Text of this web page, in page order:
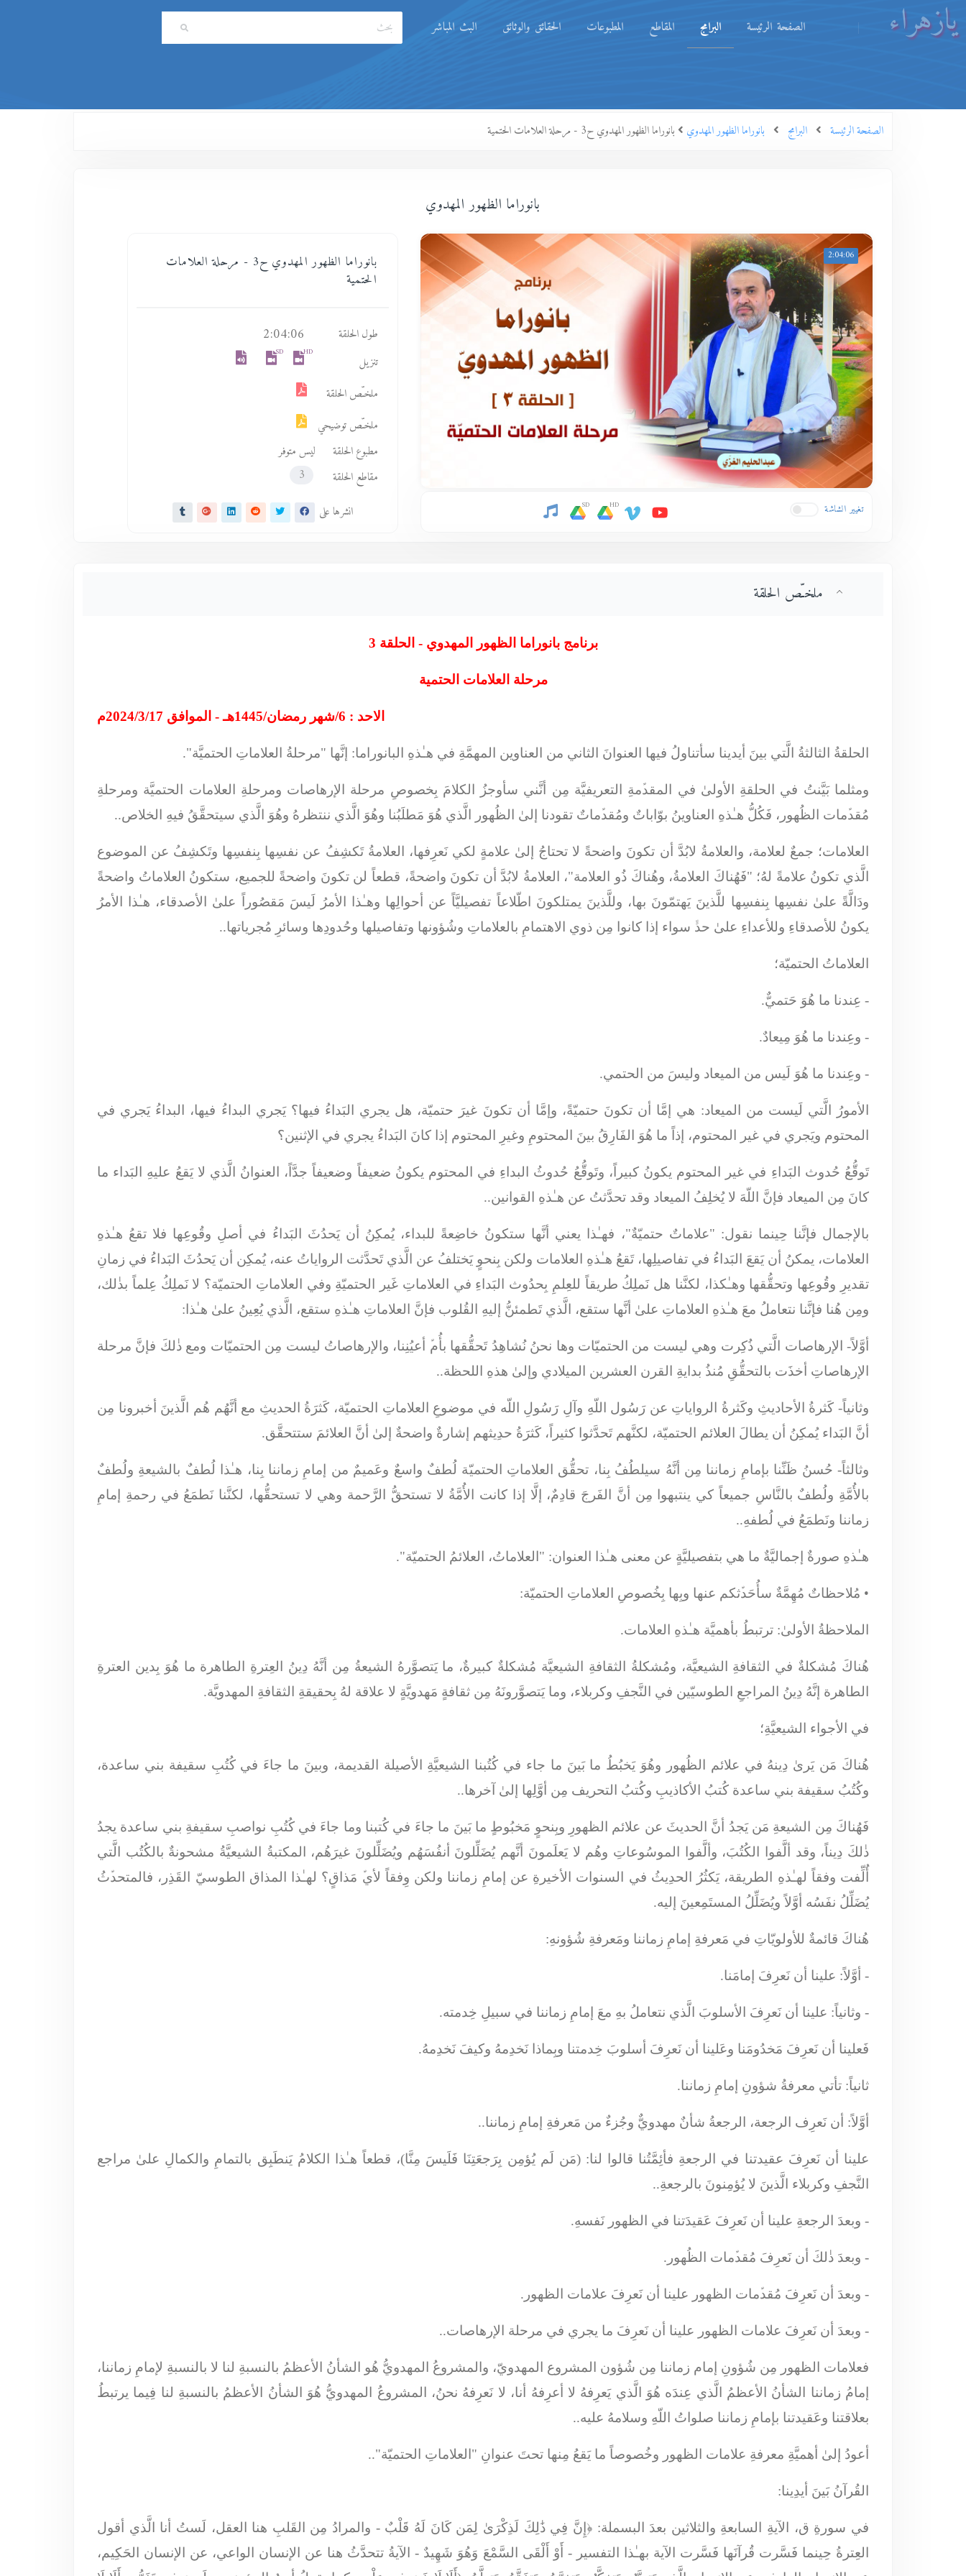
الصفحة الرئيسة البرامج المقاطع المطبوعات الحقائق والوثائق البث المباشر يازهراء
الصفحة الرئيسة البرامج بانوراما الظهور المهدوي بانوراما الظهور المهدوي ح3 - مرحلة العلامات الحتمية
بانوراما الظهور المهدوي
2:04:06
تغيير الشاشة HD
SD
بانوراما الظهور المهدوي ح3 - مرحلة العلامات
الحتمية
طول الحلقة 2:04:06
تنزيل
HD
SD
ملخـّص الحلقة
ملخـّص توضيحي
مطبوع الحلقة
ليس متوفر
مقاطع الحلقة
3
انشرها على
ملخـّص الحلقة
برنامج بانوراما الظهور المهدوي - الحلقة 3
مرحلة العلامات الحتمية
الاحد : 6/شهر رمضان/1445هـ - الموافق 2024/3/17م
الحلقةُ الثالثةُ الَّتي بينَ أيدينا سأتناولُ فيها العنوانَ الثاني من العناوين المهمَّةِ في هـٰذهِ البانوراما: إنَّها "مرحلةُ العلاماتِ الحتميَّة".
ومثلما بَيَّنتُ في الحلقةِ الأولىٰ في المقدﱢمةِ التعريفيَّة مِن أنَّني سأوجزُ الكلامَ بِخصوصِ مرحلة الإرهاصات ومرحلةِ العلامات الحتميَّة ومرحلةِ
مُقدﱢمات الظُهور، فَكُلُّ هـٰذهِ العناوينُ بوّاباتٌ ومُقدﱢماتٌ تقودنا إلىٰ الظُهور الَّذي هُوَ مَطلَبُنا وهُوَ الَّذي ننتظرهُ وهُوَ الَّذي سيتحقَّقُ فيهِ الخلاص..
العلامات؛ جمعٌ لعلامة، والعلامةُ لابُدَّ أن تكونَ واضحةً لا تحتاجُ إلىٰ علامةٍ لكي نَعرِفها، العلامةُ تَكشِفُ عن نفسِها بِنفسِها وتَكشِفُ عن الموضوع
الَّذي تكونُ علامةً لهُ؛ "فَهُناكَ العلامةُ، وهُناكَ ذُو العلامة"، العلامةُ لابُدَّ أن تكونَ واضحةً، قطعاً لن تكونَ واضحةً للجميع، ستكونُ العلاماتُ واضحةً
ودَالَّةً علىٰ نفسِها بِنفسِها للَّذينَ يَهتمّونَ بها، وللَّذينَ يمتلكونَ اطّلاعاً تفصيليَّاً عن أحوالِها وهـٰذا الأمرُ لَيسَ مَقصُوراً علىٰ الأصدقاء، هـٰذا الأمرُ
يكونُ للأصدقاءِ وللأعداءِ علىٰ حدﱟ سواء إذا كانوا مِن ذوي الاهتمامِ بالعلاماتِ وشُؤونها وتفاصيلها وحُدودِها وسائرِ مُجرياتها..
العلاماتُ الحتميّة؛
- عِندنا ما هُوَ حَتميٌّ.
- وعِندنا ما هُوَ مِيعادٌ.
- وعِندنا ما هُوَ لَيس من الميعاد وليسَ من الحتمي.
الأمورُ الَّتي لَيست من الميعاد: هي إمَّا أن تكونَ حتميّةً، وإمَّا أن تكونَ غيرَ حتميّة، هل يجري البَداءُ فيها؟ يَجري البداءُ فيها، البداءُ يَجري في
المحتوم ويَجري في غير المحتوم، إذاً ما هُوَ الفَارِقُ بينَ المحتومِ وغيرِ المحتوم إذا كانَ البَداءُ يجري في الإثنين؟
تَوقُّعُ حُدوث البَداءِ في غير المحتوم يكونُ كبيراً، وتَوقُّعُ حُدوثُ البداءِ في المحتوم يكونُ ضعيفاً وضعيفاً جدَّاً، العنوانُ الَّذي لا يَقعُ عليهِ البَداء ما
كانَ مِن الميعاد فإنَّ اللّهَ لا يُخلِفُ الميعاد وقد تحدَّثتُ عن هـٰذهِ القوانين..
بالإجمال فإنَّنا حِينما نقول: "علاماتٌ حتميّةٌ"، فهـٰذا يعني أنَّها ستكونُ خاضِعةً للبداء، يُمكِنُ أن يَحدُثَ البَداءُ في أصلِ وقُوعِها فلا تقعُ هـٰذهِ
العلامات، يمكنُ أن يَقعَ البَداءُ في تفاصيلِها، تَقعُ هـٰذهِ العلامات ولكن بِنحوٍ يَختلفُ عن الَّذي تَحدَّثت الرواياتُ عنه، يُمكِن أن يَحدُثَ البَداءُ في زمانِ
تقديرِ وقُوعِها وتحقُّقها وهـٰكذا، لكنَّنا هل نَملِكُ طريقاً للعِلمِ بِحدُوث البَداءِ في العلاماتِ غَير الحتميّةِ وفي العلاماتِ الحتميّة؟ لا نَملِكُ عِلماً بذٰلك،
ومِن هُنا فإنَّنا نتعاملُ معَ هـٰذهِ العلاماتِ علىٰ أنَّها ستقع، الَّذي تَطمئنُّ إليهِ القُلوب فإنَّ العلاماتِ هـٰذهِ ستقع، الَّذي يُعِينُ علىٰ هـٰذا:
أوَّلاً- الإرهاصات الَّتي ذُكِرت وهي ليست من الحتميّات وها نحنُ نُشاهِدُ تَحقُّقها بأُمﱢ أعيُنِنا، والإرهاصاتُ ليست مِن الحتميّات ومع ذٰلكَ فإنَّ مرحلة
الإرهاصاتِ أخذَت بالتحقُّقِ مُنذُ بدايةِ القرن العشرين الميلادي وإلىٰ هذهِ اللحظة..
وثانياً- كَثرةُ الأحاديثِ وكَثرةُ الرواياتِ عن رَسُول اللّهِ وآلِ رَسُولِ اللّه في موضوعِ العلاماتِ الحتميّة، كَثرَةُ الحديثِ مع أنَّهُم هُم الَّذينَ أخبرونا مِن
أنَّ البَداء يُمكِنُ أن يطالَ العلائم الحتميّة، لكنَّهم تَحدَّثوا كثيراً، كَثرَةُ حدِيثهم إشارةٌ واضحةٌ إلىٰ أنَّ العلائمَ ستتحقَّق.
وثالثاً- حُسنُ ظَنِّنا بإمامِ زماننا مِن أنَّهُ سيلطُفُ بِنا، تحقُّق العلاماتِ الحتميّة لُطفٌ واسعٌ وعَميمٌ من إمامِ زماننا بِنا، هـٰذا لُطفٌ بالشيعةِ ولُطفٌ
بالأُمَّةِ ولُطفٌ بالنَّاسِ جميعاً كي ينتبهوا مِن أنَّ الفَرجَ قادِمٌ، إلَّا إذا كانت الأُمَّةُ لا تستحقُّ الرَّحمة وهي لا تستحقُّها، لكنَّنا نَطمَعُ في رحمةِ إمامِ
زماننا ونَطمَعُ في لُطفهِ..
هـٰذهِ صورةٌ إجماليَّةٌ ما هي بتفصيليَّةٍ عن معنى هـٰذا العنوان: "العلاماتُ، العلائمُ الحتميّة".
• مُلاحظاتٌ مُهِمَّةٌ سأُحَدﱢثكم عنها وبِها بِخُصوصِ العلاماتِ الحتميّة:
الملاحظةُ الأولىٰ: ترتبطُ بأهميَّة هـٰذهِ العلامات.
هُناكَ مُشكلةٌ في الثقافةِ الشيعيَّة، ومُشكلةُ الثقافةِ الشيعيَّة مُشكلةٌ كبيرةٌ، ما يَتصوَّرهُ الشيعةُ مِن أنَّهُ دِينُ العِترةِ الطاهرة ما هُوَ بِدين العترةِ
الطاهرة إنَّهُ دِينُ المراجعِ الطوسيّين في النَّجفِ وكربلاء، وما يَتصوَّرونَهُ مِن ثقافةٍ مَهدويَّةٍ لا علاقة لهُ بِحقيقةِ الثقافةِ المهدويَّة.
في الأجواء الشيعيَّةِ؛
هُناكَ مَن يَرىٰ دِينهُ في علائم الظُهور وهُوَ يَخبُطُ ما بَينَ ما جاء في كُتُبنا الشيعيَّةِ الأصيلة القديمة، وبينَ ما جاءَ في كُتُبِ سقيفة بني ساعدة،
وكُتُبُ سقيفة بني ساعدة كُتبُ الأكاذيبِ وكُتبُ التحريف مِن أوَّلِها إلىٰ آخرها..
فَهُناكَ مِن الشيعةِ مَن يَجدُ أنَّ الحديثَ عن علائم الظهورِ وبِنحوٍ مَخبُوطٍ ما بَينَ ما جاءَ في كُتبنا وما جاءَ في كُتُبِ نواصبِ سقيفةِ بني ساعدة يجدُ
ذٰلكَ دِيناً، وقد ألَّفوا الكُتُبَ، وألَّفوا الموسُوعاتِ وهُم لا يَعلَمونَ أنَّهم يُضَلِّلونَ أنفُسَهُم ويُضَلِّلونَ غيرَهُم، المكتبةُ الشيعيَّةُ مشحونةٌ بالكُتُب الَّتي
أُلِّفت وفقاً لهـٰذهِ الطريقة، يَكثُرُ الحدِيثُ في السنوات الأخيرةِ عن إمامِ زماننا ولكن وِفقاً لأيﱢ مَذاقٍ؟ لهـٰذا المذاق الطوسيّ القَذِر، فالمتحدﱢثُ
يُضَلِّلُ نفَسُه أوَّلاً ويُضَلِّلُ المستَمِعينَ إليه.
هُناكَ قائمةٌ للأولويّاتِ في مَعرفةِ إمامِ زماننا ومَعرفةِ شُؤونهِ:
- أوَّلاً: علينا أن نَعرِفَ إمامَنا.
- وثانياً: علينا أن نَعرِفَ الأسلوبَ الَّذي نتعاملُ بهِ معَ إمامِ زماننا في سبيلِ خِدمته.
فَعلينا أن نَعرِفَ مَخدُومَنا وعَلينا أن نَعرِفَ أسلوبَ خِدمتنا وبِماذا نَخدِمهُ وكيفَ نَخدِمهُ.
ثانياً: تأتي معرفةُ شؤونِ إمامِ زماننا.
أوَّلاً: أن نَعرِف الرجعة، الرجعةُ شأنٌ مهدويٌّ وجُزءٌ من مَعرفةِ إمامِ زماننا..
علينا أن نَعرِفَ عقيدتنا في الرجعةِ فأئِمَّتُنا قالوا لنا: (مَن لَم يُؤمِن بِرَجعَتِنَا فَلَيسَ مِنَّا)، قطعاً هـٰذا الكلامُ يَنطَبِق بالتمامِ والكمالِ علىٰ مراجع
النَّجفِ وكربلاء الَّذينَ لا يُؤمِنونَ بالرجعةِ..
- وبعدَ الرجعةِ علينا أن نَعرِفَ عَقيدَتنا في الظهور نَفسهِ.
- وبعدَ ذٰلكَ أن نَعرِفَ مُقدﱢمات الظُهور.
- وبعدَ أن نَعرِفَ مُقدﱢمات الظهور علينا أن نَعرِفَ علامات الظهور.
- وبعدَ أن نَعرِفَ علامات الظهور علينا أن نَعرِفَ ما يجري في مرحلة الإرهاصات..
فعلامات الظهور مِن شُؤونِ إمام زماننا مِن شُؤون المشروع المهدويّ، والمشروعُ المهدويُّ هُو الشأنُ الأعظمُ بالنسبةِ لنا لا بالنسبةِ لإمامِ زماننا،
إمامُ زماننا الشأنُ الأعظمُ الَّذي عِندَه هُوَ الَّذي يَعرِفهُ لا أعرِفهُ أنا، لا نَعرِفهُ نحنُ، المشروعُ المهدويُّ هُوَ الشأنُ الأعظمُ بالنسبةِ لنا فِيما يرتبطُ
بعلاقتنا وعَقيدتنا بإمامِ زماننا صلواتُ اللّهِ وسلامهُ عليه..
أعودُ إلىٰ أهميَّةِ معرفةِ علامات الظهور وخُصوصاً ما يَقعُ مِنها تحتَ عنوانِ "العلاماتِ الحتميّة"..
القُرآنُ بَينَ أيدِينا:
في سورةِ ق، الآيةِ السابعةِ والثلاثين بعدَ البسملة: ﴿ إِنَّ فِي ذَٰلِكَ لَذِكْرَىٰ لِمَن كَانَ لَهُ قَلْبٌ- والمرادُ مِن القَلبِ هنا العقل، لَستُ أنا الَّذي أقول
العِترةُ حِينما فَسَّرت قُرآنَها فَسَّرت الآية بهـٰذا التفسير - أَوْ أَلْقَى السَّمْعَ وَهُوَ شَهِيدٌ - الآيةُ تتحدَّثُ هنا عن الإنسان الواعي، عن الإنسان الحَكِيم،